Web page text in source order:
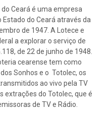
Ceará é uma empresa
do Ceará através da
de 1947. A Lotece e
a explorar o serviço de
de 22 de junho de 1948.
cearense tem como
Sonhos e o Totolec, os
ao vivo pela TV
extrações do Totolec, que é
de TV e Rádio.